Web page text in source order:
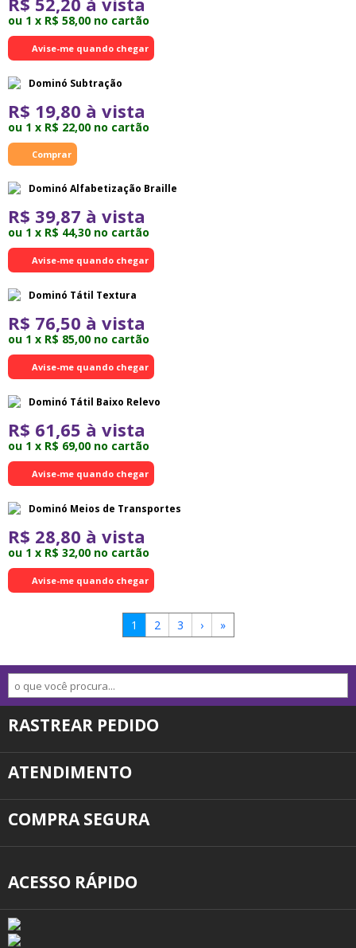
ou 1 x R$ 58,00 no cartão
Avise-me quando chegar
Dominó Subtração
R$ 19,80 à vista
ou 1 x R$ 22,00 no cartão
Dominó Alfabetização Braille
R$ 39,87 à vista
ou 1 x R$ 44,30 no cartão
Avise-me quando chegar
Dominó Tátil Textura
R$ 76,50 à vista
ou 1 x R$ 85,00 no cartão
Avise-me quando chegar
Dominó Tátil Baixo Relevo
R$ 61,65 à vista
ou 1 x R$ 69,00 no cartão
Avise-me quando chegar
Dominó Meios de Transportes
R$ 28,80 à vista
ou 1 x R$ 32,00 no cartão
Avise-me quando chegar
1 2 3 › »
RASTREAR PEDIDO
ATENDIMENTO
COMPRA SEGURA
ACESSO RÁPIDO